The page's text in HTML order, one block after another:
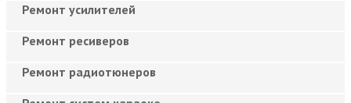
Ремонт усилителей
Ремонт ресиверов
Ремонт радиотюнеров